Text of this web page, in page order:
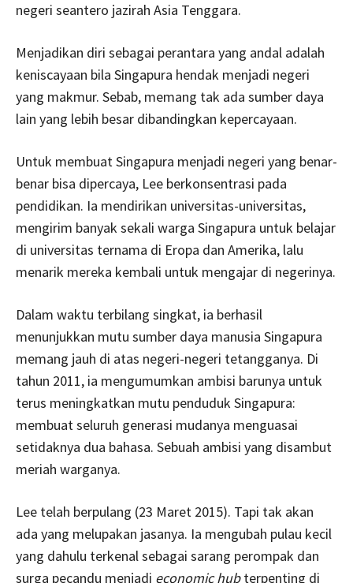
negeri seantero jazirah Asia Tenggara.
Menjadikan diri sebagai perantara yang andal adalah
keniscayaan bila Singapura hendak menjadi negeri
yang makmur. Sebab, memang tak ada sumber daya
lain yang lebih besar dibandingkan kepercayaan.
Untuk membuat Singapura menjadi negeri yang benar-
benar bisa dipercaya, Lee berkonsentrasi pada
pendidikan. Ia mendirikan universitas-universitas,
mengirim banyak sekali warga Singapura untuk belajar
di universitas ternama di Eropa dan Amerika, lalu
menarik mereka kembali untuk mengajar di negerinya.
Dalam waktu terbilang singkat, ia berhasil
menunjukkan mutu sumber daya manusia Singapura
memang jauh di atas negeri-negeri tetangganya. Di
tahun 2011, ia mengumumkan ambisi barunya untuk
terus meningkatkan mutu penduduk Singapura:
membuat seluruh generasi mudanya menguasai
setidaknya dua bahasa. Sebuah ambisi yang disambut
meriah warganya.
Lee telah berpulang (23 Maret 2015). Tapi tak akan
ada yang melupakan jasanya. Ia mengubah pulau kecil
yang dahulu terkenal sebagai sarang perompak dan
surga pecandu menjadi economic hubterpenting di